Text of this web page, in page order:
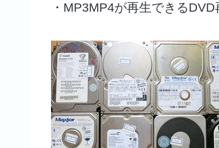
・MP3MP4が再生できる